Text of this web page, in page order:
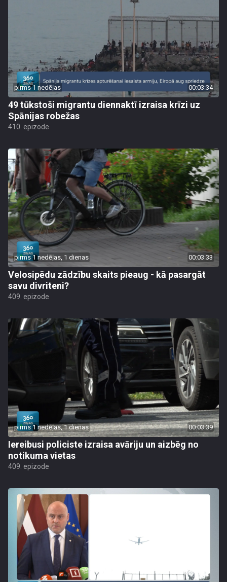
pirms 1 nedēļas 00:03:34
49 tūkstoši migrantu diennaktī izraisa krīzi uz
Spānijas robežas
410. epizode
pirms 1 nedēļas, 1 dienas 00:03:33
Velosipēdu zādzību skaits pieaug - kā pasargāt
savu divriteni?
409. epizode
pirms 1 nedēļas, 1 dienas 00:03:39
Iereibusi policiste izraisa avāriju un aizbēg no
notikuma vietas
409. epizode